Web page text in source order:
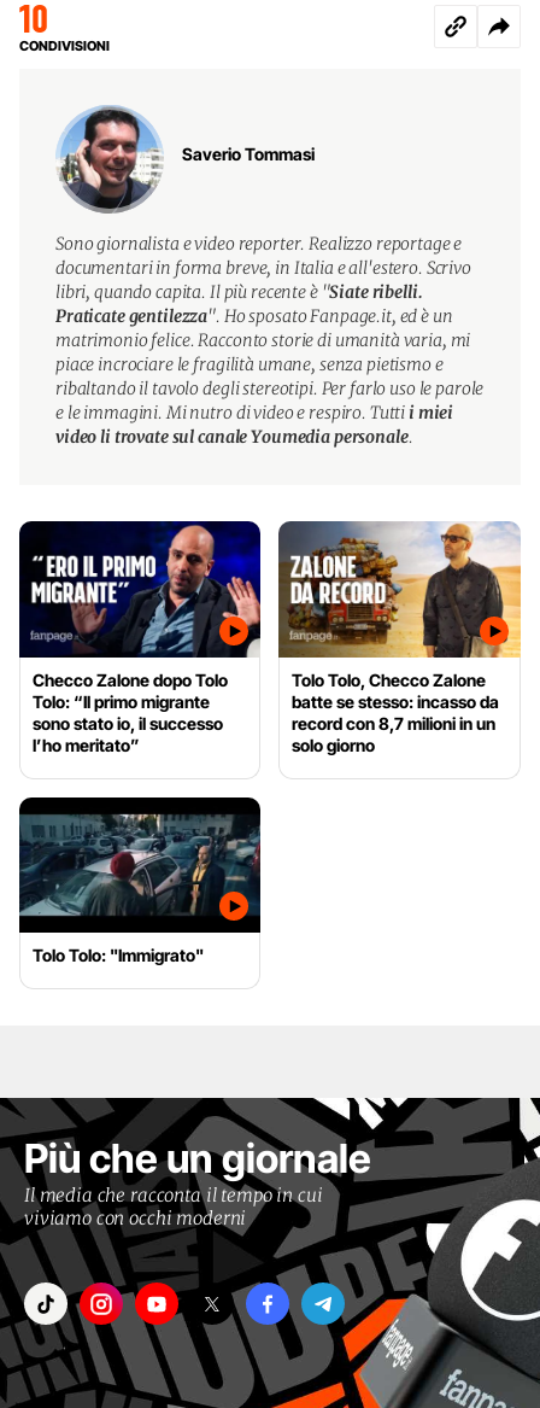
10
CONDIVISIONI
Saverio Tommasi
Sono giornalista e video reporter. Realizzo reportage e
documentari in forma breve, in Italia e all'estero. Scrivo
libri, quando capita. Il più recente è "Siate ribelli.
Praticate gentilezza". Ho sposato Fanpage.it, ed è un
matrimonio felice. Racconto storie di umanità varia, mi
piace incrociare le fragilità umane, senza pietismo e
ribaltando il tavolo degli stereotipi. Per farlo uso le parole
e le immagini. Mi nutro di video e respiro. Tutti i miei
video li trovate sul canale Youmedia personale.
Checco Zalone dopo Tolo
Tolo: “Il primo migrante
sono stato io, il successo
l’ho meritato”
Tolo Tolo, Checco Zalone
batte se stesso: incasso da
record con 8,7 milioni in un
solo giorno
Tolo Tolo: "Immigrato"
Più che un giornale
Il media che racconta il tempo in cui
viviamo con occhi moderni